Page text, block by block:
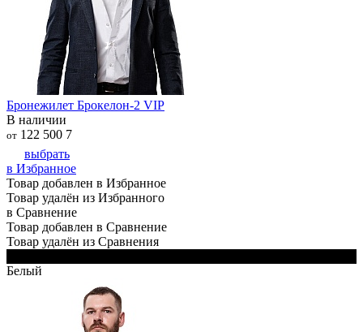
Бронежилет Брокелон-2 VIP
В наличии
от 122 500 7
выбрать
в Избранное
Товар добавлен в Избранное
Товар удалён из Избранного
в Сравнение
Товар добавлен в Сравнение
Товар удалён из Сравнения
Белый